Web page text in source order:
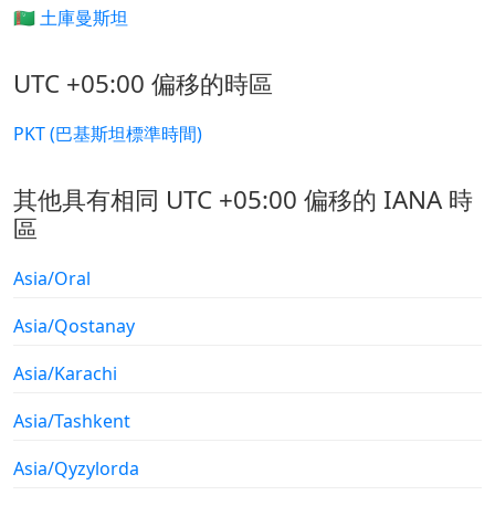
🇹🇲 土庫曼斯坦
UTC +05:00 偏移的時區
PKT (巴基斯坦標準時間)
其他具有相同 UTC +05:00 偏移的 IANA 時
區
Asia/Oral
Asia/Qostanay
Asia/Karachi
Asia/Tashkent
Asia/Qyzylorda